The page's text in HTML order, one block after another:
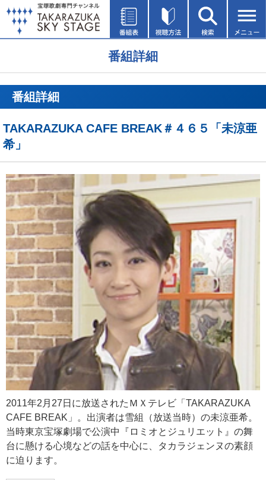
番組詳細
番組詳細
TAKARAZUKA CAFE BREAK＃４６５「未涼亜
希」
2011年2月27日に放送されたＭＸテレビ「TAKARAZUKA
CAFE BREAK」。出演者は雪組（放送当時）の未涼亜希。
当時東京宝塚劇場で公演中『ロミオとジュリエット』の舞
台に懸ける心境などの話を中心に、タカラジェンヌの素顔
に迫ります。